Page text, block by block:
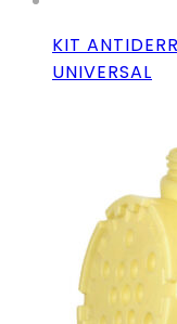
KIT
UNIVERSAL